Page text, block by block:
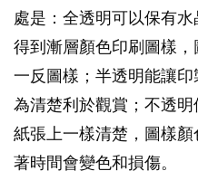
處是：全透明可以保有
得到漸層顏色印刷圖樣
一反圖樣；半透明能讓
為清楚利於觀賞；不透
紙張上一樣清楚，圖樣
著時間會變色和損傷。